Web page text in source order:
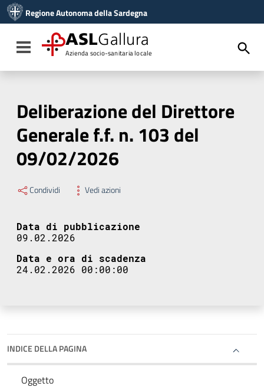
Vai al menu di navigazione
Vai al footer
Regione Autonoma della Sardegna
Toggle navigation
ASLGallura
Azienda socio-sanitaria locale
Deliberazione del Direttore
Generale f.f. n. 103 del
09/02/2026
Condividi Vedi azioni
Data di pubblicazione
09.02.2026
Data e ora di scadenza
24.02.2026 00:00:00
INDICE DELLA PAGINA
Oggetto